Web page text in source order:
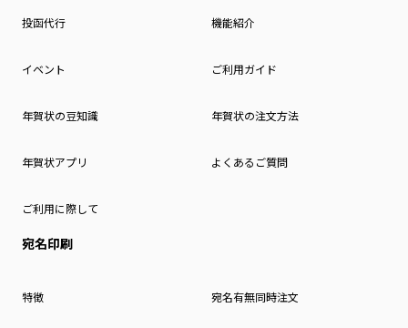
投函代行 機能紹介
イベント ご利用ガイド
年賀状の豆知識 年賀状の注文方法
年賀状アプリ よくあるご質問
ご利用に際して
宛名印刷
特徴 宛名有無同時注文